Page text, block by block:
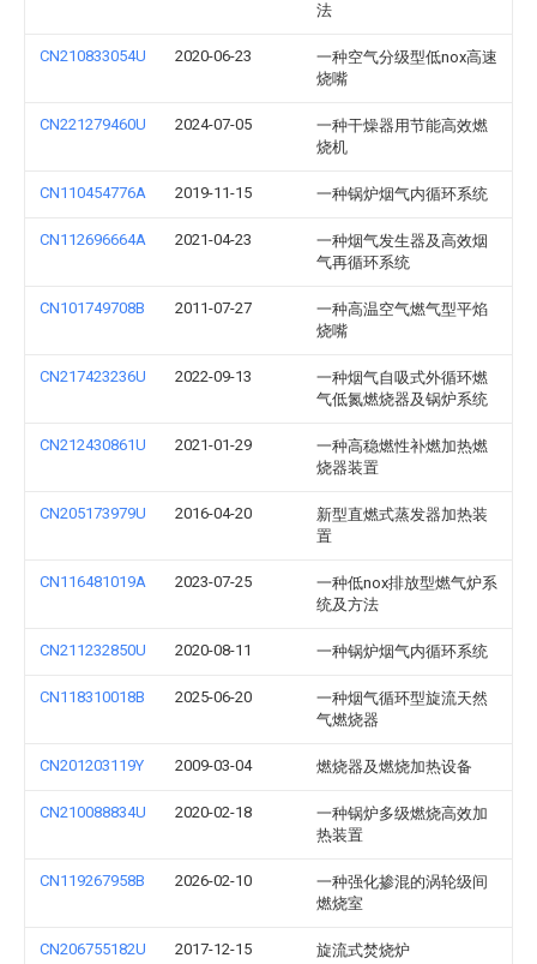
法
CN210833054U 2020-06-23
一种空气分级型低nox高速
烧嘴
CN221279460U 2024-07-05
一种干燥器用节能高效燃
烧机
CN110454776A 2019-11-15 一种锅炉烟气内循环系统
CN112696664A 2021-04-23
一种烟气发生器及高效烟
气再循环系统
CN101749708B 2011-07-27
一种高温空气燃气型平焰
烧嘴
CN217423236U 2022-09-13
一种烟气自吸式外循环燃
气低氮燃烧器及锅炉系统
CN212430861U 2021-01-29
一种高稳燃性补燃加热燃
烧器装置
CN205173979U 2016-04-20
新型直燃式蒸发器加热装
置
CN116481019A 2023-07-25
一种低nox排放型燃气炉系
统及方法
CN211232850U 2020-08-11 一种锅炉烟气内循环系统
CN118310018B 2025-06-20
一种烟气循环型旋流天然
气燃烧器
CN201203119Y 2009-03-04 燃烧器及燃烧加热设备
CN210088834U 2020-02-18
一种锅炉多级燃烧高效加
热装置
CN119267958B 2026-02-10
一种强化掺混的涡轮级间
燃烧室
CN206755182U 2017-12-15 旋流式焚烧炉